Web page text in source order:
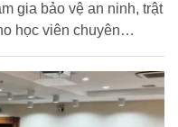
gia bảo vệ an ninh, trật
học viên chuyên